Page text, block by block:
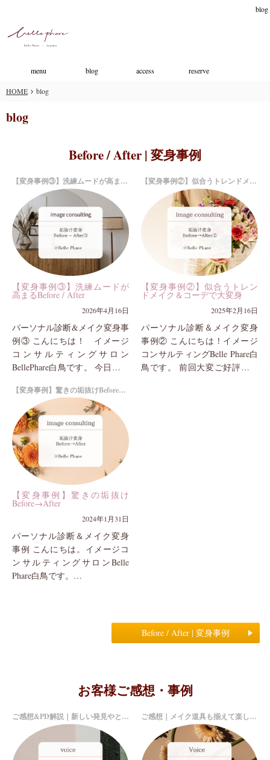
blog
menu blog access reserve
HOME blog
blog
Before / After | 変身事例
【変身事例③】洗練ムードが高まるBefore / After
【変身事例③】洗練ムードが
高まるBefore / After
2026年4月16日
パーソナル診断&メイク変身事
例③ こんにちは！ イメージ
コンサルティングサロン
BellePhare白鳥です。 今日は最
第3段をご紹介いたします。...
【変身事例②】似合うトレンドメイク＆コーデで大変身
【変身事例②】似合うトレン
ドメイク＆コーデで大変身
2025年2月16日
パーソナル診断＆メイク変身
事例② こんにちは！イメージ
コンサルティングBelle Phare白
鳥です。 前回大変ご好評いた
【変身事例】驚きの垢抜けBefore→After
【変身事例】驚きの垢抜け
Before→After
2024年1月31日
パーソナル診断＆メイク変身
事例 こんにちは。イメージコ
ンサルティングサロンBelle
Phare白鳥です。
Before / After | 変身事例
お客様ご感想・事例
ご感想&PD解説｜新しい発見やときめきに溢れた時間 ご感想｜メイク道具も揃えて楽しみたいと思います♪